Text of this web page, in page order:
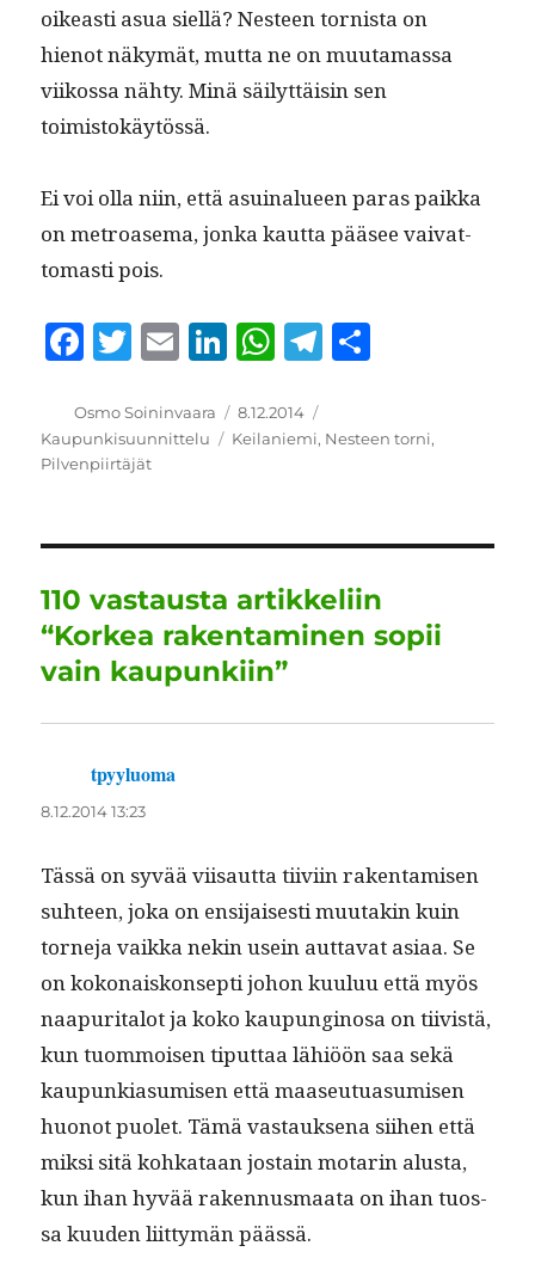
oikeasti asua siel­lä? Nes­teen tor­nista on
hienot näkymät, mut­ta ne on muu­ta­mas­sa
viikos­sa nähty. Minä säi­lyt­täisin sen
toimistokäytössä.
Ei voi olla niin, että asuinalueen paras paik­ka
on metroase­ma, jon­ka kaut­ta pääsee vai­vat­
tomasti pois.
F
c
e
o
k
T
it
te
E
ai
l
Li
k
e
I
W
at
s
p
T
g
a
re
Kirjoittaja
Osmo Soininvaara Julkaistu
8.12.2014
Kaupunkisuunnittelu
Avainsanat
Keilaniemi, Nesteen torni,
Pilvenpiirtäjät
110 vastausta artikkeliin
“Korkea rakentaminen sopii
vain kaupunkiin”
tpyyluoma
8.12.2014 13:23
Tässä on syvää viisaut­ta tiivi­in rak­en­tamisen
suh­teen, joka on ensi­jais­es­ti muu­takin kuin
torne­ja vaik­ka nekin usein aut­ta­vat asi­aa. Se
on kokon­aiskon­sep­ti johon kuu­luu että myös
naa­pu­ri­talot ja koko kaupungi­nosa on tiivistä,
kun tuom­moi­sen tiput­taa lähiöön saa sekä
kaupunki­a­sumisen että maaseu­tu­a­sumisen
huonot puo­let. Tämä vas­tauk­se­na siihen että
mik­si sitä kohkataan jostain motarin alus­ta,
kun ihan hyvää raken­nus­maa­ta on ihan tuos­
sa kuu­den liit­tymän päässä.